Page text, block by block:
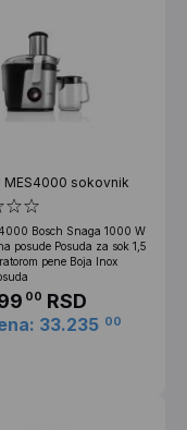
MES4000 sokovnik
Bosch Snaga 1000 W
posude Posuda za sok 1,5
pene Boja Inox
00 RSD
33.235 00